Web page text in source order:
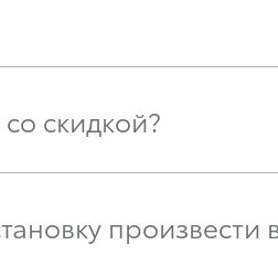
скидкой?
произвести